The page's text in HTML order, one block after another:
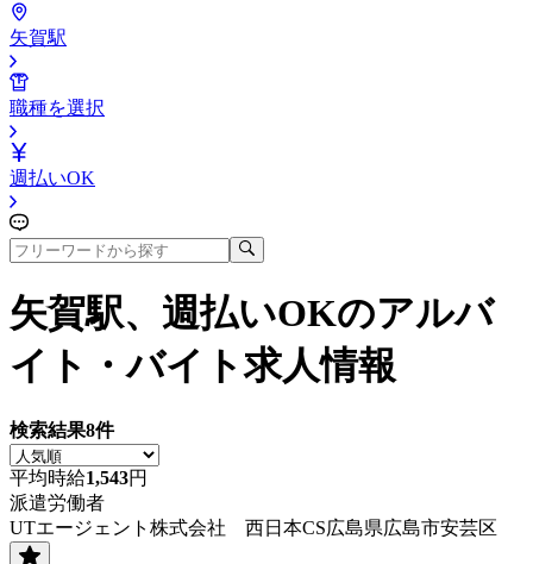
矢賀駅
職種を選択
週払いOK
矢賀駅、週払いOKのアルバ
イト・バイト求人情報
検索結果8件
平均時給1,543円
派遣労働者
UTエージェント株式会社 西日本CS広島県広島市安芸区